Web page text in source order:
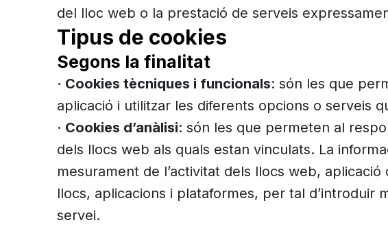
del lloc web o la prestació de serveis
Tipus de cookies
Segons la finalitat
· Cookies tècniques i funcionals: són les que
aplicació i utilitzar les diferents opcions o serveis
· Cookies d’anàlisi: són les que permeten al
dels llocs web als quals estan vinculats. La
mesurament de l’activitat dels llocs web,
llocs, aplicacions i plataformes, per tal d’introduir
servei.